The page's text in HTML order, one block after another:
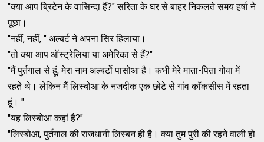
"क्या आप ब्रिटेन के वासिन्दा हैं?" सरिता के घर से बाहर निकलते समय हर्षा ने
पूछा।
"नहीं, नहीं, " अल्बर्ट ने अपना सिर हिलाया।
"तो क्या आप ऑस्ट्रेलिया या अमेरिका से हैं?"
"मैं पुर्तगाल से हूं, मेरा नाम अल्बर्टो पासोआ है। कभी मेरे माता-पिता गोवा में
रहते थे। लेकिन मैं लिस्बोआ के नजदीक एक छोटे से गांव कॉकसीस में रहता
हूं। "
"यह लिस्बोआ कहां है?"
"लिस्बोआ, पुर्तगाल की राजधानी लिस्बन ही है। क्या तुम पुरी की रहने वाली हो